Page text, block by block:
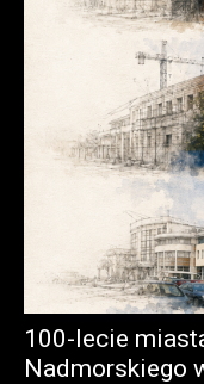
100-lecie
Nadmorskiego